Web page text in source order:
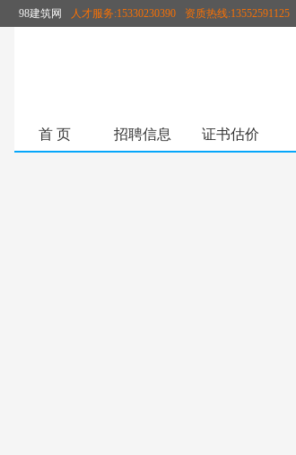
98建筑网 人才服务:15330230390 资质热线:13552591125
首 页 招聘信息 证书估价